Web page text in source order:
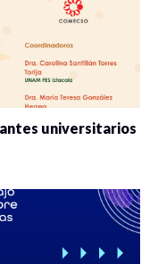
universitarios